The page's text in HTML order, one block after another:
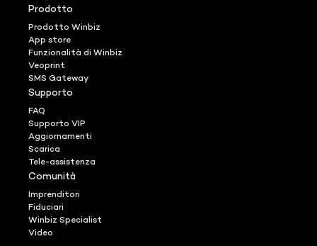
Prodotto
Prodotto Winbiz
App store
Funzionalità di Winbiz
Veoprint
SMS Gateway
Supporto
FAQ
Supporto VIP
Aggiornamenti
Scarica
Tele-assistenza
Comunità
Imprenditori
Fiduciari
Winbiz Specialist
Video